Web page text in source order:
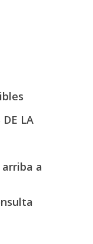
DE LA
a